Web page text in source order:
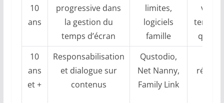
10
ans
progressive dans
la gestion du
temps d’écran
limites,
logiciels
famille
temps
10
ans
et +
Responsabilisation
et dialogue sur
contenus
Qustodio,
Net Nanny,
Family Link